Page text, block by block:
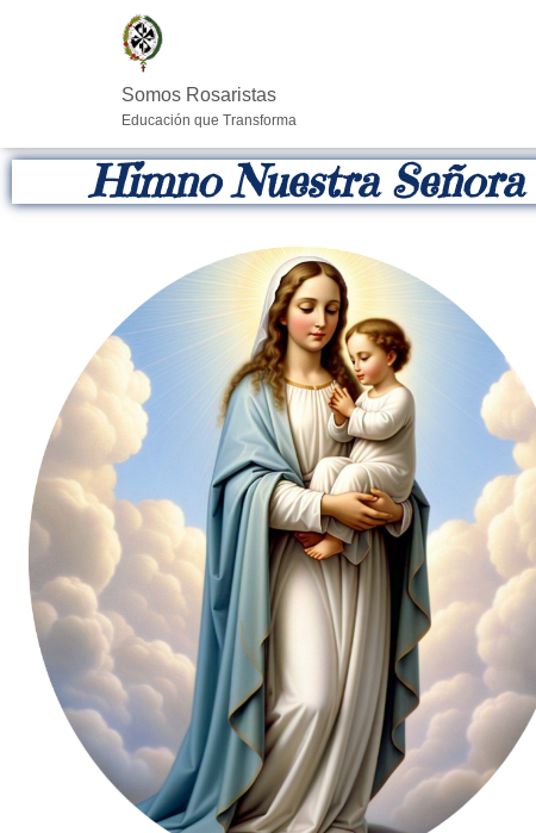
Somos Rosaristas
Educación que Transforma
Himno Nuestra